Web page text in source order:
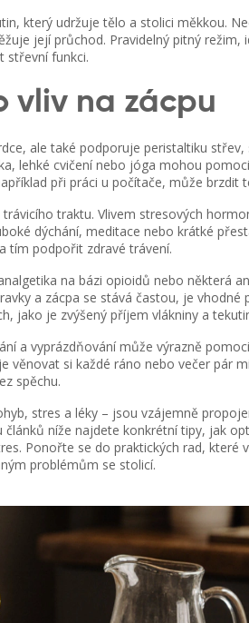
který udržuje tělo a stolici měkkou.
její průchod. Pravidelný pitný režim,
střevní funkci.
vliv na zácpu
ale také podporuje peristaltiku střev,
lehké cvičení nebo jóga mohou
při práci u počítače, může brzdit
traktu. Vlivem stresových
dýchání, meditace nebo krátké
tím podpořit zdravé trávení.
na bázi opioidů nebo některá
a zácpa se stává častou, je
jako je zvýšený příjem vlákniny a
a vyprázdňování může výrazně
věnovat si každé ráno nebo večer pár
spěchu.
stres a léky – jsou vzájemně
níže najdete konkrétní tipy, jak
Ponořte se do praktických rad, které
problémům se stolicí.